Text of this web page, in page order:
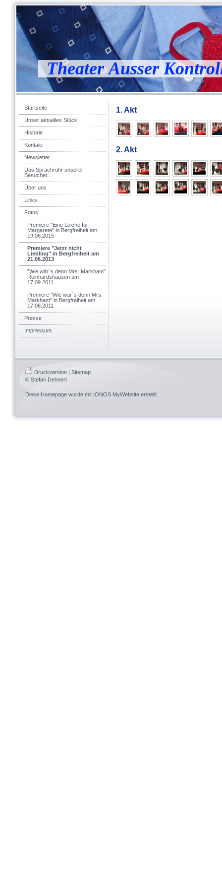
Theater Ausser
Startseite
Unser aktuelles Stück
Historie
Kontakt
Newsletter
Das Sprachrohr unserer
Besucher...
Über uns
Links
Fotos
Premiere "Eine Leiche für
Margarete" in Bergfreiheit am
19.06.2015
Premiere "Jetzt nicht
Liebling" in Bergfreiheit am
21.06.2013
"Wie wär´s denn Mrs. Markham"
Reinhardshausen am
17.09.2011
Premiere "Wie wär´s denn Mrs.
Markham" in Bergfreiheit am
17.06.2011
Presse
Impressum
1. Akt
2. Akt
Druckversion | Sitemap
© Stefan Dehnert
Diese Homepage wurde mit IONOS MyWebsite erstellt.